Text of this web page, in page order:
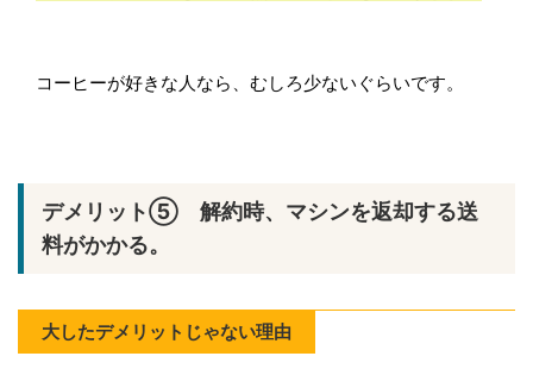
コーヒーが好きな人なら、むしろ少ないぐらいです。
デメリット⑤ 解約時、マシンを返却する送
料がかかる。
大したデメリットじゃない理由